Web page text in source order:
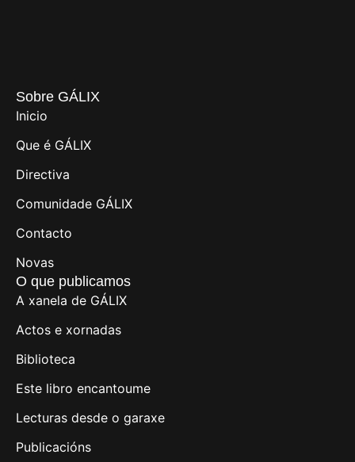
Sobre GÁLIX
Inicio
Que é GÁLIX
Directiva
Comunidade GÁLIX
Contacto
Novas
O que publicamos
A xanela de GÁLIX
Actos e xornadas
Biblioteca
Este libro encantoume
Lecturas desde o garaxe
Publicacións